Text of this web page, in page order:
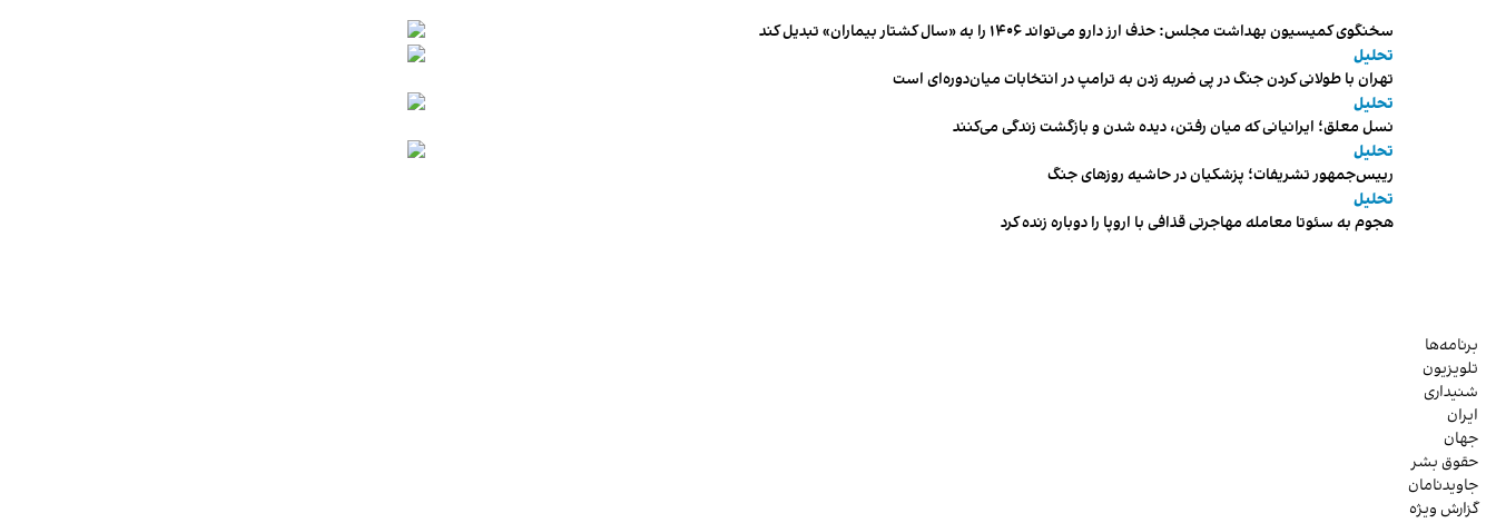
سخنگوی کمیسیون بهداشت مجلس: حذف ارز دارو می‌تواند ۱۴۰۶ را به «سال کشتار بیماران» تبدیل کند
تحلیل
تهران با طولانی کردن جنگ در پی ضربه زدن به ترامپ در انتخابات میان‌دوره‌ای است
تحلیل
نسل معلق؛ ایرانیانی که میان رفتن، دیده شدن و بازگشت زندگی می‌کنند
تحلیل
رییس‌جمهور تشریفات؛ پزشکیان در حاشیه روزهای جنگ
تحلیل
هجوم به سئوتا معامله مهاجرتی قذافی با اروپا را دوباره زنده کرد
برنامه‌ها
تلویزیون
شنیداری
ایران
جهان
حقوق بشر
جاویدنامان
گزارش ویژه